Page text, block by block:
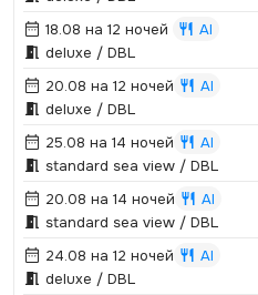
18.08 на 12 ночей
AI
deluxe / DBL
20.08 на 12 ночей
AI
deluxe / DBL
25.08 на 14 ночей
AI
standard sea view / DBL
20.08 на 14 ночей
AI
standard sea view / DBL
24.08 на 12 ночей
AI
deluxe / DBL